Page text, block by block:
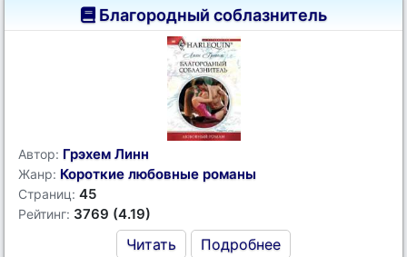
Благородный соблазнитель
Автор: Грэхем Линн
Жанр: Короткие любовные романы
Страниц: 45
Рейтинг: 3769 (4.19)
Читать Подробнее